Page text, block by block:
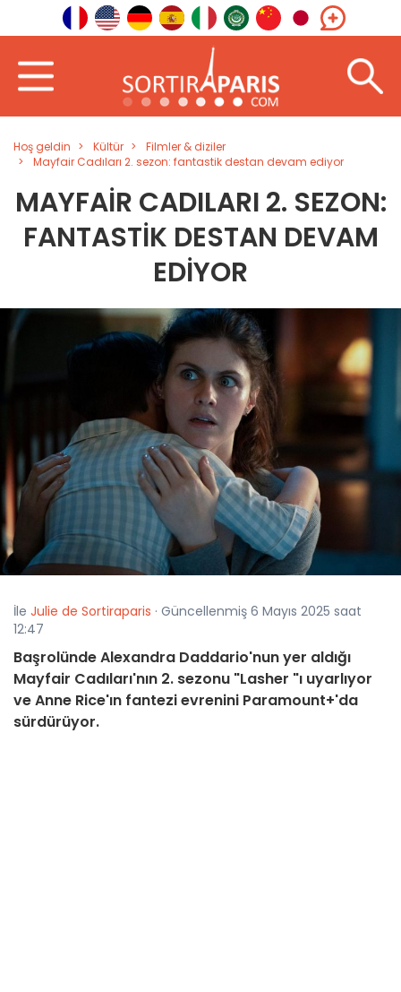
Hoş geldin Kültür
Filmler & diziler
Mayfair Cadıları 2. sezon: fantastik destan devam ediyor
MAYFAIR CADILARI 2. SEZON:
FANTASTIK DESTAN DEVAM
EDIYOR
İle Julie de Sortiraparis · Güncellenmiş 6 Mayıs 2025 saat
12:47
Başrolünde Alexandra Daddario'nun yer aldığı
Mayfair Cadıları'nın 2. sezonu "Lasher "ı uyarlıyor
ve Anne Rice'ın fantezi evrenini Paramount+'da
sürdürüyor.